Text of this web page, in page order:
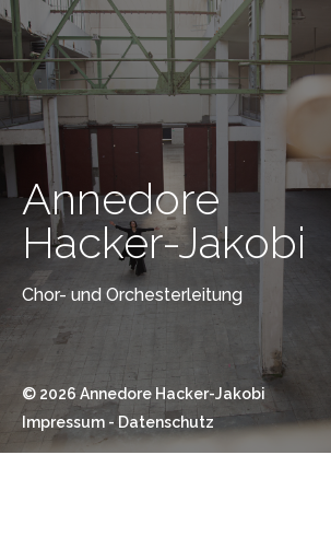
Annedore
Hacker-
Jakobi
Chor- und Orchesterleitung
Annedore
Hacker-Jakobi
Chor- und Orchesterleitung
© 2026 Annedore Hacker-Jakobi
Impressum
Datenschutz